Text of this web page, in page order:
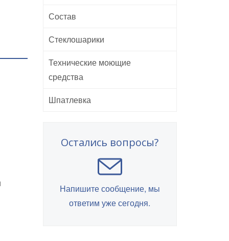
Состав
Стеклошарики
Технические моющие
средства
Шпатлевка
Остались вопросы?
Напишите сообщение, мы
ответим уже сегодня.